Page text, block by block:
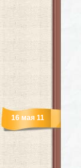
16 мая 11